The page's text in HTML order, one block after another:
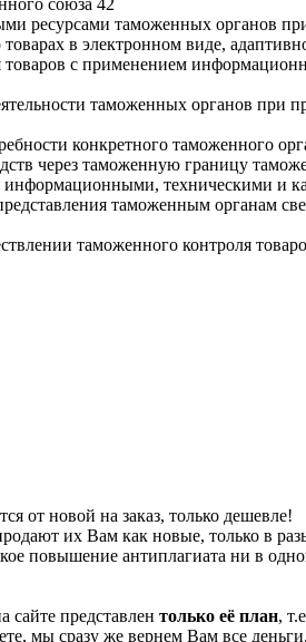
ресурсами таможенных органов
в электронном виде,
с применением
таможенных органов при
конкретного таможенного
через таможенную границу
техническими и
таможенным органам
таможенного контроля
от новой на заказ, только дешевле!
их Вам как новые, только в
повышение антиплагиата ни в
сайте представлен только её план,
мы сразу же вернем Вам все деньги.